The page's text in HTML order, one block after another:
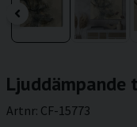
Ljuddämpande
Artnr: CF-15773